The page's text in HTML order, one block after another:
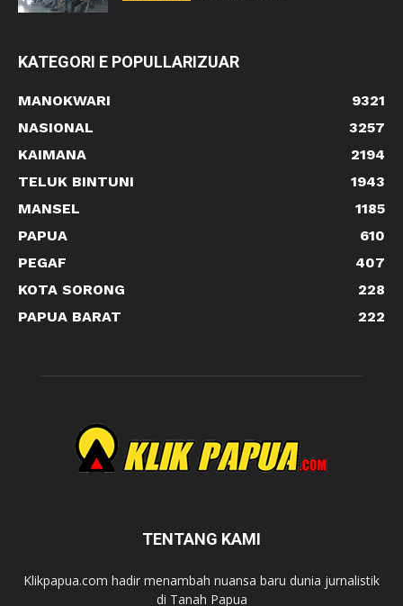
KATEGORI E POPULLARIZUAR
MANOKWARI
9321
NASIONAL
3257
KAIMANA
2194
TELUK BINTUNI
1943
MANSEL
1185
PAPUA
610
PEGAF
407
KOTA SORONG
228
PAPUA BARAT
222
TENTANG KAMI
Klikpapua.com hadir menambah nuansa baru dunia jurnalistik
di Tanah Papua